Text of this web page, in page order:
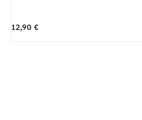
12,90 €